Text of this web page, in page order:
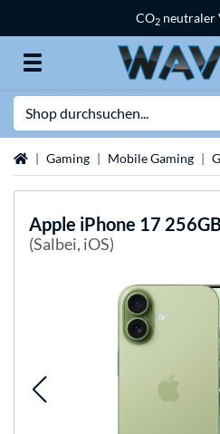
CO2 neutraler
StartseiteGaming Mobile Gaming
Apple iPhone 17
(Salbei, iOS)